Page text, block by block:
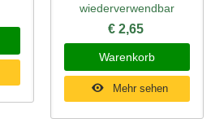
wiederverwendbar
€ 2,65
Warenkorb
Mehr sehen